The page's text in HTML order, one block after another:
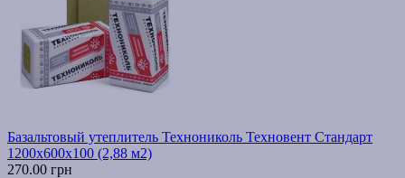
Базальтовый утеплитель Технониколь Техновент Стандарт
1200х600х100 (2,88 м2)
270.00 грн